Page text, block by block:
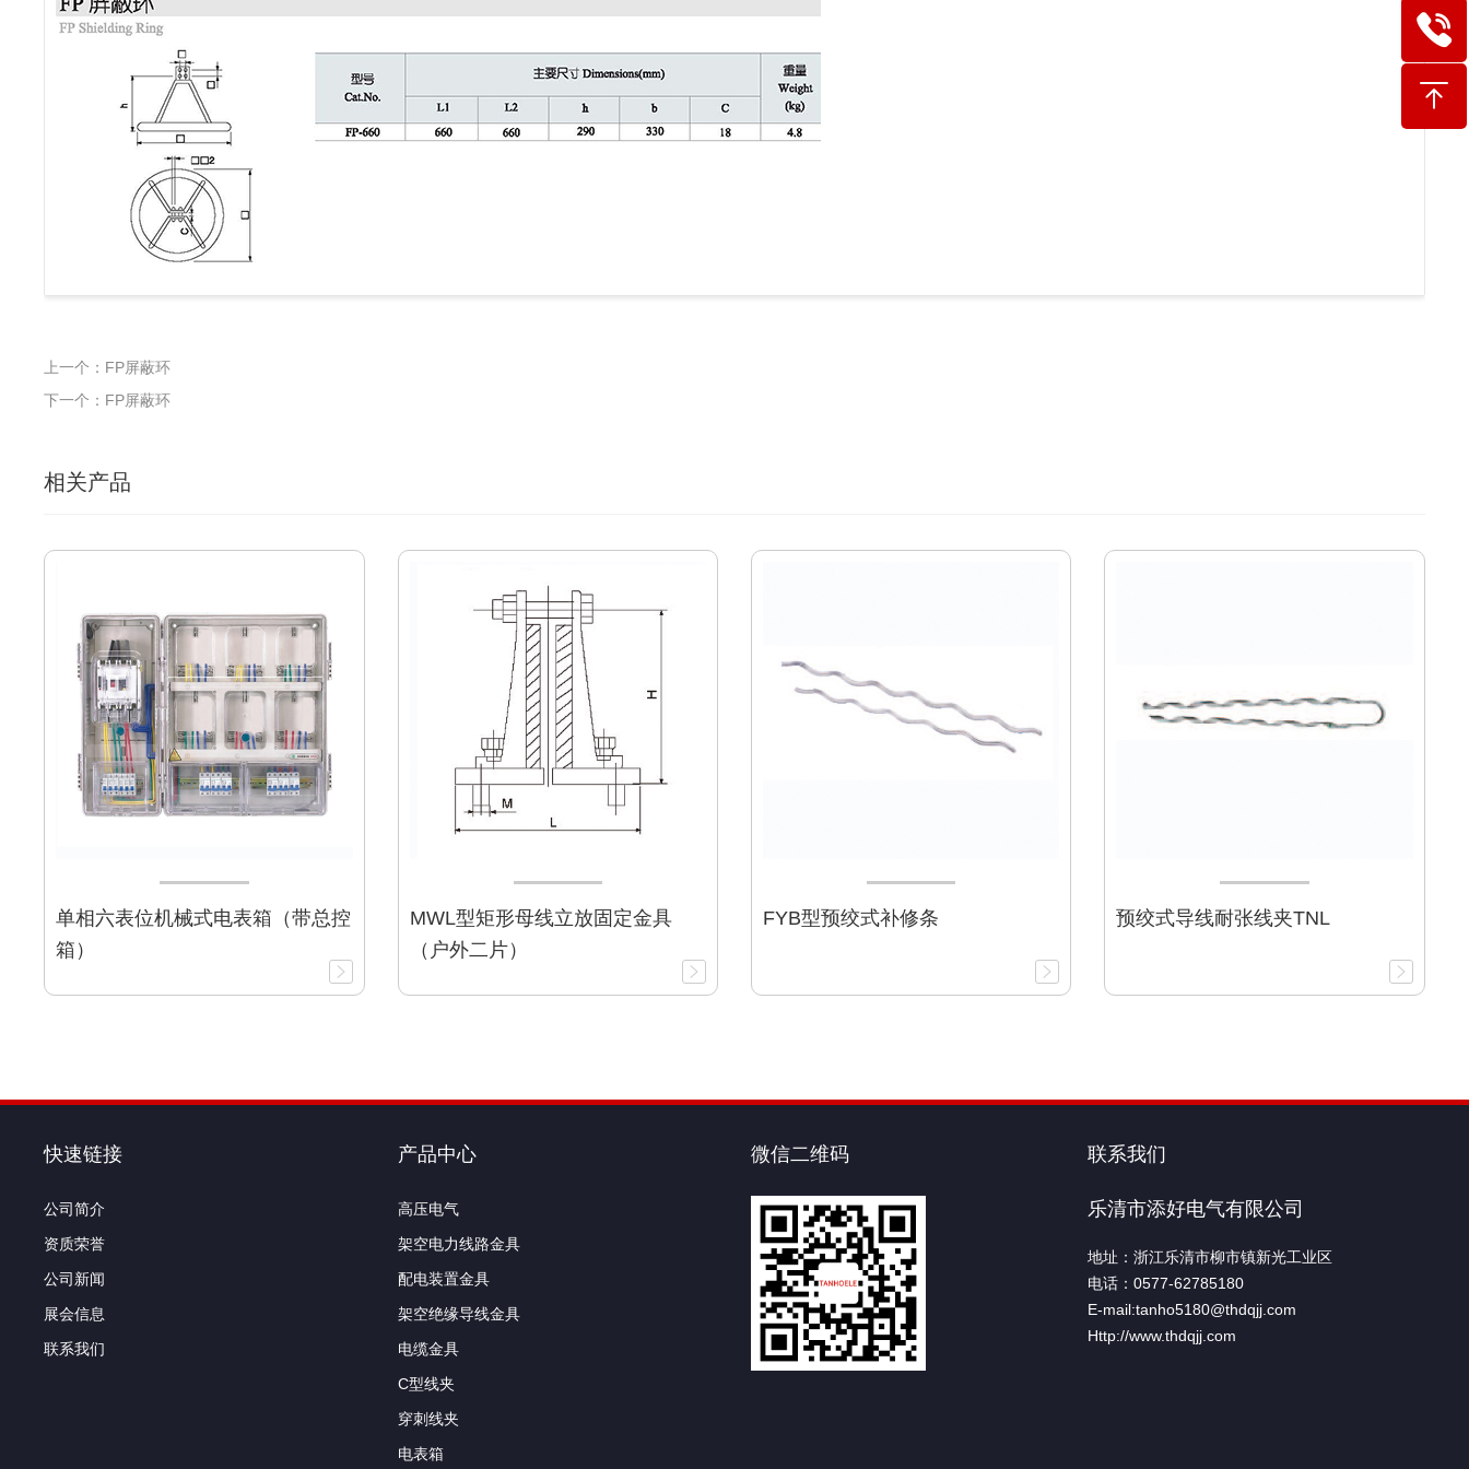
上一个：FP屏蔽环
下一个：FP屏蔽环
相关产品
单相六表位机械式电表箱（带总控
箱）
MWL型矩形母线立放固定金具
（户外二片）
FYB型预绞式补修条 预绞式导线耐张线夹TNL
快速链接
公司简介
资质荣誉
公司新闻
展会信息
联系我们
产品中心
高压电气
架空电力线路金具
配电装置金具
架空绝缘导线金具
电缆金具
C型线夹
穿刺线夹
电表箱
微信二维码 联系我们
乐清市添好电气有限公司
地址：浙江乐清市柳市镇新光工业区
电话：0577-62785180
E-mail:tanho5180@thdqjj.com
Http://www.thdqjj.com